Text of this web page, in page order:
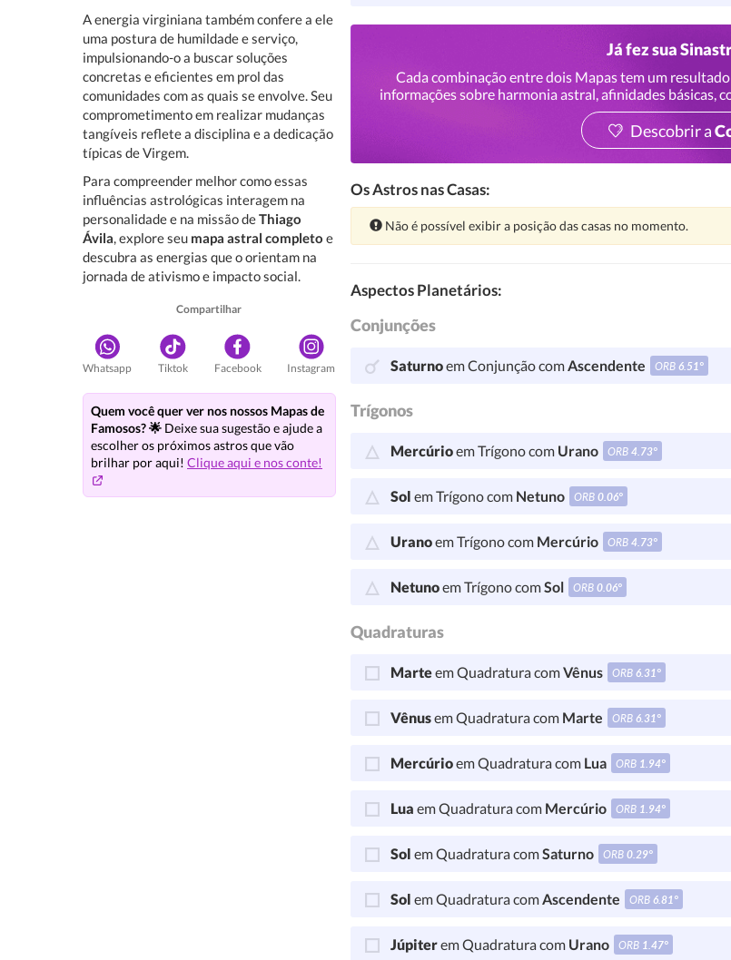
A energia virginiana também confere a ele
uma postura de humildade e serviço,
impulsionando-o a buscar soluções
concretas e eficientes em prol das
comunidades com as quais se envolve. Seu
comprometimento em realizar mudanças
tangíveis reflete a disciplina e a dedicação
típicas de Virgem.
Para compreender melhor como essas
influências astrológicas interagem na
personalidade e na missão deThiago
Ávila, explore seu mapa astral completo e
descubra as energias que o orientam na
jornada de ativismo e impacto social.
Compartilhar
Whatsapp Tiktok Facebook Instagram
Quem você quer ver nos nossos Mapas de
Famosos? 🌟 Deixe sua sugestão e ajude a
escolher os próximos astros que vão
brilhar por aqui! Clique aqui e nos conte!
Já fez sua
Cada combinação entre dois Mapas tem um
informações sobre harmonia astral, afinidades básicas,
Descobrir a
Os Astros nas Casas:
Atenção:
Não é possível exibir a posição das casas no momento.
Aspectos Planetários:
Conjunções
Saturnoem Conjunção comAscendente ORB6.51°
Trígonos
Mercúrioem Trígono com Urano ORB4.73°
Sol em Trígono com Netuno ORB0.06°
Uranoem Trígono com Mercúrio ORB4.73°
Netunoem Trígono comSol ORB0.06°
Quadraturas
Marteem Quadratura comVênus ORB6.31°
Vênusem Quadratura com Marte ORB6.31°
Mercúrioem Quadratura com Lua ORB 1.94°
Lua em Quadratura com Mercúrio ORB 1.94°
Sol em Quadratura comSaturno ORB0.29°
Sol em Quadratura comAscendente ORB6.81°
Júpiterem Quadratura com Urano ORB 1.47°